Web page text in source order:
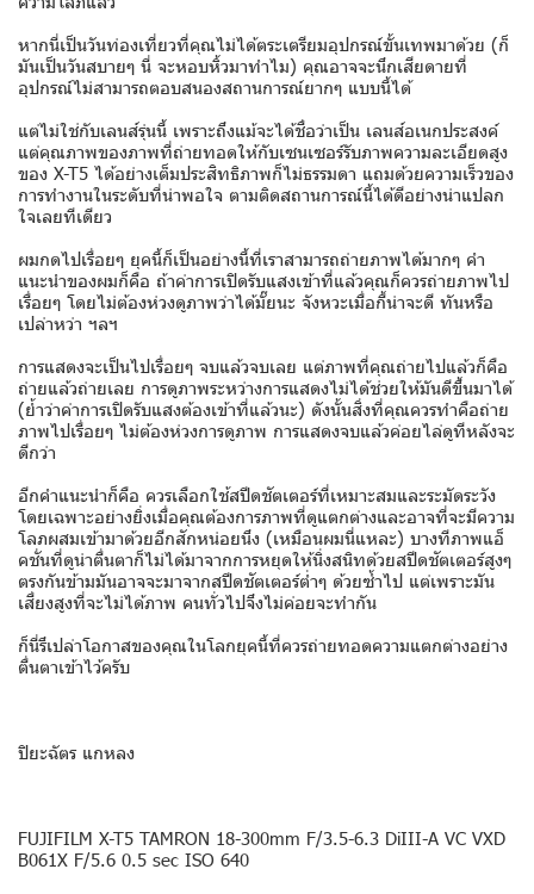
หากนี่เป็นวันท่องเที่ยวที่คุณไม่ได้ตระเตรียมอุปกรณ์ขั้นเทพมาด้วย (ก็
มันเป็นวันสบายๆ นี่ จะหอบหิ้วมาทำไม) คุณอาจจะนึกเสียดายที่
อุปกรณ์ไม่สามารถตอบสนองสถานการณ์ยากๆ แบบนี้ได้
แต่ไม่ใช่กับเลนส์รุ่นนี้ เพราะถึงแม้จะได้ชื่อว่าเป็น เลนส์อเนกประสงค์
แต่คุณภาพของภาพที่ถ่ายทอดให้กับเซนเซอร์รับภาพความละเอียดสูง
ของ X-T5 ได้อย่างเต็มประสิทธิภาพก็ไม่ธรรมดา แถมด้วยความเร็วของ
การทำงานในระดับที่น่าพอใจ ตามติดสถานการณ์นี้ได้ดีอย่างน่าแปลก
ใจเลยทีเดียว
ผมกดไปเรื่อยๆ ยุคนี้ก็เป็นอย่างนี้ที่เราสามารถถ่ายภาพได้มากๆ คำ
แนะนำของผมก็คือ ถ้าค่าการเปิดรับแสงเข้าที่แล้วคุณก็ควรถ่ายภาพไป
เรื่อยๆ โดยไม่ต้องห่วงดูภาพว่าได้มั๊ยนะ จังหวะเมื่อกี้น่าจะดี ทันหรือ
เปล่าหว่า ฯลฯ
การแสดงจะเป็นไปเรื่อยๆ จบแล้วจบเลย แต่ภาพที่คุณถ่ายไปแล้วก็คือ
ถ่ายแล้วถ่ายเลย การดูภาพระหว่างการแสดงไม่ได้ช่วยให้มันดีขึ้นมาได้
(ย้ำว่าค่าการเปิดรับแสงต้องเข้าที่แล้วนะ) ดังนั้นสิ่งที่คุณควรทำคือถ่าย
ภาพไปเรื่อยๆ ไม่ต้องห่วงการดูภาพ การแสดงจบแล้วค่อยไล่ดูทีหลังจะ
ดีกว่า
อีกคำแนะนำก็คือ ควรเลือกใช้สปีดชัตเตอร์ที่เหมาะสมและระมัดระวัง
โดยเฉพาะอย่างยิ่งเมื่อคุณต้องการภาพที่ดูแตกต่างและอาจที่จะมีความ
โลภผสมเข้ามาด้วยอีกสักหน่อยนึง (เหมือนผมนี่แหละ) บางทีภาพแอ็
คชั่นที่ดูน่าตื่นตาก็ไม่ได้มาจากการหยุดให้นิ่งสนิทด้วยสปีดชัตเตอร์สูงๆ
ตรงกันข้ามมันอาจจะมาจากสปีดชัตเตอร์ต่ำๆ ด้วยซ้ำไป แต่เพราะมัน
เสี่ยงสูงที่จะไม่ได้ภาพ คนทั่วไปจึงไม่ค่อยจะทำกัน
ก็นี่รึเปล่าโอกาสของคุณในโลกยุคนี้ที่ควรถ่ายทอดความแตกต่างอย่าง
ตื่นตาเข้าไว้ครับ
ปิยะฉัตร แกหลง
FUJIFILM X-T5 TAMRON 18-300mm F/3.5-6.3 DiIII-A VC VXD
B061X F/5.6 0.5 sec ISO 640